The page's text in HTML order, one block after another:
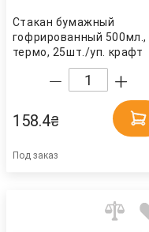
Стакан бумажный
гофрированный 500мл.,
термо, 25шт./уп. крафт
158.4₴
Под заказ